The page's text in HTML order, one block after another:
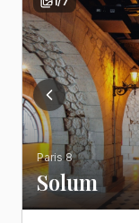
Paris 8
Solum